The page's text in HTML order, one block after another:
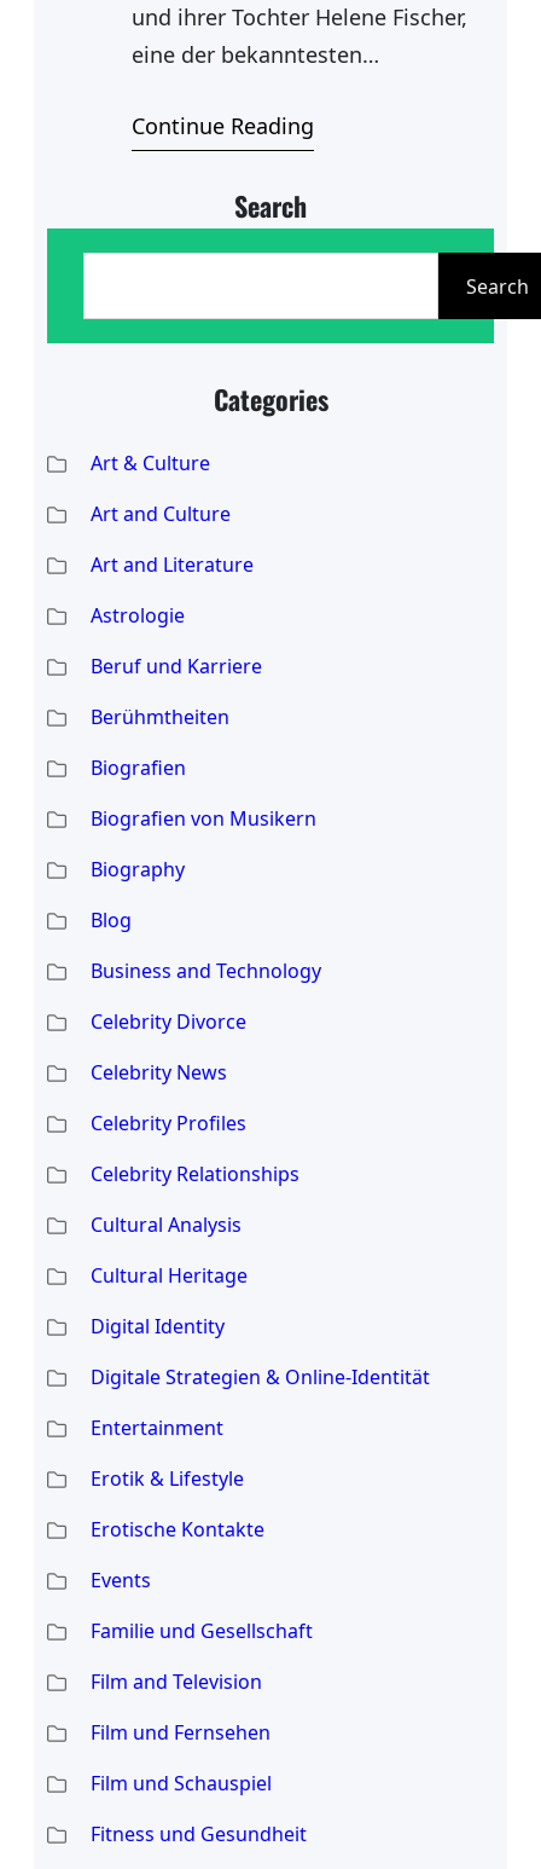
und ihrer Tochter Helene Fischer,
eine der bekanntesten
deutschsprachigen Musikszene,
Karriere, sondern auch eine
Helene und ihrer Tochter ist von
insbesondere in Anbetracht der
öffentlichen Wahrnehmung
einhergehen. Während Helene
Continue Reading
Search
Search
Categories
Art & Culture
Art and Culture
Art and Literature
Astrologie
Beruf und Karriere
Berühmtheiten
Biografien
Biografien von Musikern
Biography
Blog
Business and Technology
Celebrity Divorce
Celebrity News
Celebrity Profiles
Celebrity Relationships
Cultural Analysis
Cultural Heritage
Digital Identity
Digitale Strategien & Online-Identität
Entertainment
Erotik & Lifestyle
Erotische Kontakte
Events
Familie und Gesellschaft
Film and Television
Film und Fernsehen
Film und Schauspiel
Fitness und Gesundheit